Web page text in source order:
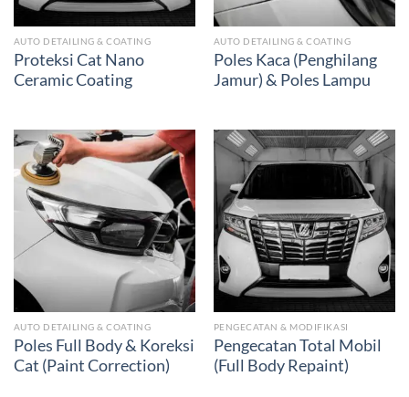
AUTO DETAILING & COATING
Proteksi Cat Nano
Ceramic Coating
AUTO DETAILING & COATING
Poles Kaca (Penghilang
Jamur) & Poles Lampu
AUTO DETAILING & COATING
Poles Full Body & Koreksi
Cat (Paint Correction)
PENGECATAN & MODIFIKASI
Pengecatan Total Mobil
(Full Body Repaint)